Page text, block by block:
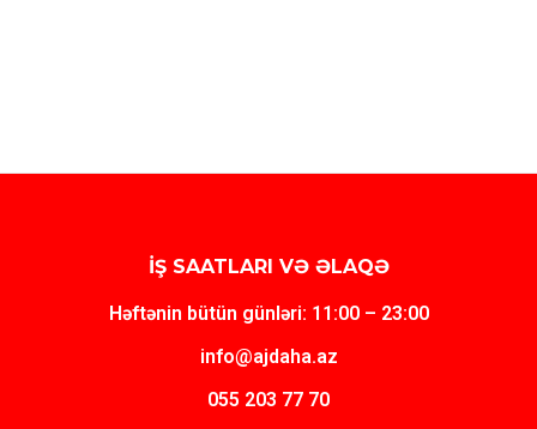
İŞ SAATLARI VƏ ƏLAQƏ
Həftənin bütün günləri: 11:00 – 23:00
info@ajdaha.az
055 203 77 70